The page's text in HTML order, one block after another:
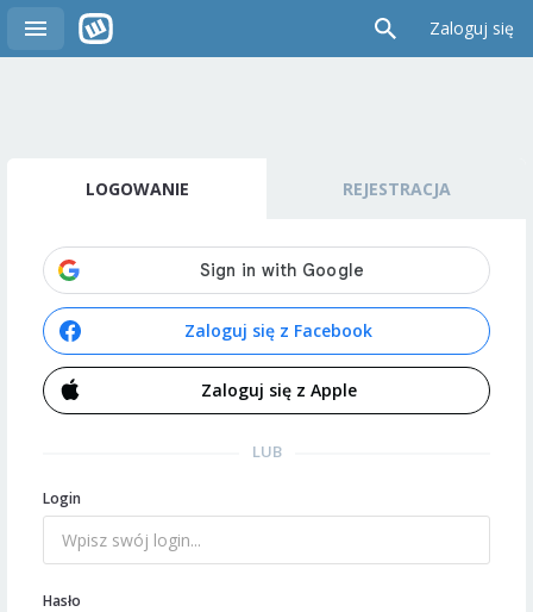
Zaloguj się
LOGOWANIE REJESTRACJA
Zaloguj się z Facebook
Zaloguj się z Apple
LUB
Login
Hasło